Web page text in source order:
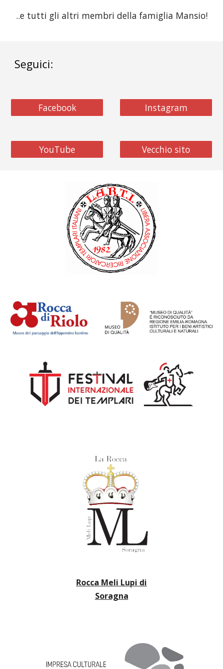
..e tutti gli altri membri della famiglia Mansio!
Seguici:
Facebook Instagram
YouTube Vecchio sito
Rocca Meli Lupi di
Soragna